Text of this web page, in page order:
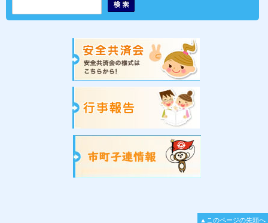
▲このページの先頭へ